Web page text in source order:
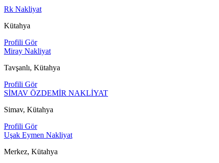
Rk Nakliyat
Kütahya
Profili Gör
Miray Nakliyat
Tavşanlı, Kütahya
Profili Gör
SİMAV ÖZDEMİR NAKLİYAT
Simav, Kütahya
Profili Gör
Uşak Eymen Nakliyat
Merkez, Kütahya